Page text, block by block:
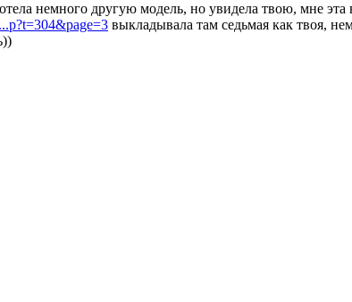
немного другую модель, но увидела твою, мне
выкладывала там седьмая как твоя,